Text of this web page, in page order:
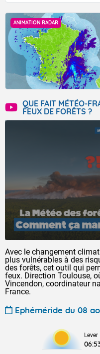
ANIMATION RADAR
QUE FAIT MÉTÉO-
FEUX DE FORÊTS ?
Avec le changement
plus vulnérables à des
des forêts, cet outil qui
feux. Direction Toulouse,
Vincendon, coordinateur
France.
Ephéméride du 08
Lever